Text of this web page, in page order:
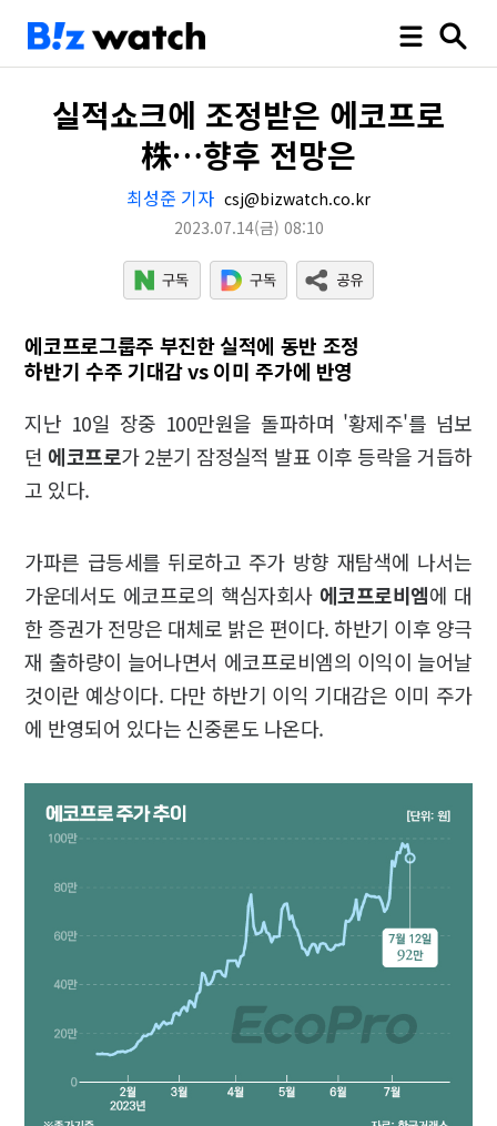
실적쇼크에 조정받은 에코프로
株…향후 전망은
최성준 기자 csj@bizwatch.co.kr
2023.07.14(금) 08:10
에코프로그룹주 부진한 실적에 동반 조정
하반기 수주 기대감 vs 이미 주가에 반영
지난 10일 장중 100만원을 돌파하며 '황제주'를 넘보
던 에코프로가 2분기 잠정실적 발표 이후 등락을 거듭하
고 있다.
가파른 급등세를 뒤로하고 주가 방향 재탐색에 나서는
가운데서도 에코프로의 핵심자회사 에코프로비엠에 대
한 증권가 전망은 대체로 밝은 편이다. 하반기 이후 양극
재 출하량이 늘어나면서 에코프로비엠의 이익이 늘어날
것이란 예상이다. 다만 하반기 이익 기대감은 이미 주가
에 반영되어 있다는 신중론도 나온다.